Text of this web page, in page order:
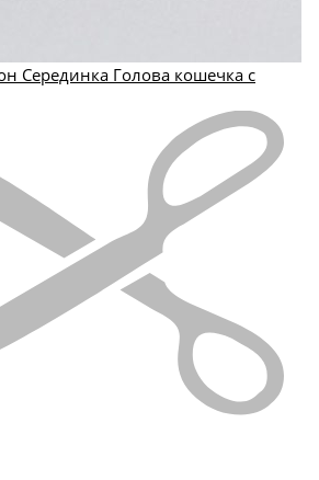
Серединка Голова кошечка с